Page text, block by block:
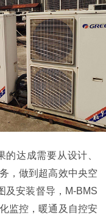
的达成需要从设计、
，做到超高效中央空
及安装督导，M-BMS
监控，暖通及自控安